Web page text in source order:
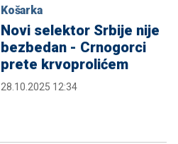
Košarka
Novi selektor Srbije nije
bezbedan - Crnogorci
prete krvoprolićem
28.10.2025 12:34